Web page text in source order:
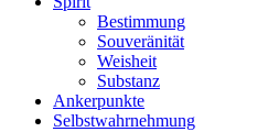
Bestimmung
Souveränität
Weisheit
Substanz
Ankerpunkte
Selbstwahrnehmung